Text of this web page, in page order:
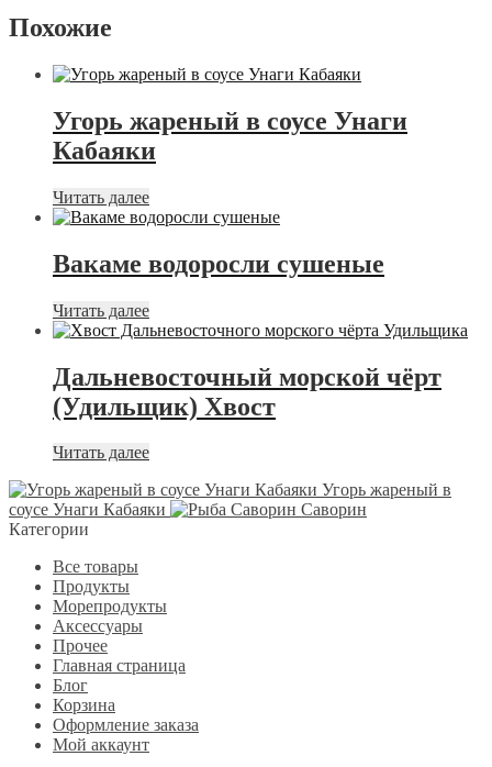
Похожие
Угорь жареный в соусе Унаги
Кабаяки
Читать далее
Вакаме водоросли сушеные
Читать далее
Дальневосточный морской чёрт
(Удильщик) Хвост
Читать далее
Угорь жареный в
соусе Унаги Кабаяки
Саворин
Категории
Все товары
Продукты
Морепродукты
Аксессуары
Прочее
Главная страница
Блог
Корзина
Оформление заказа
Мой аккаунт